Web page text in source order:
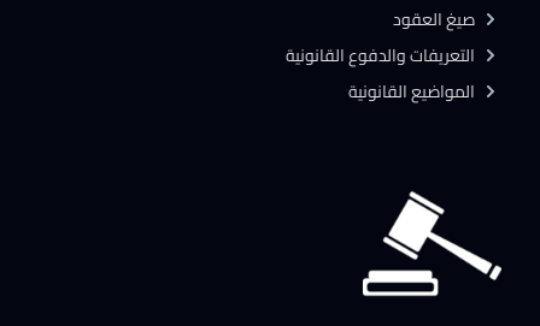
صيغ العقود
التعريفات والدفوع القانونية
المواضيع القانونية